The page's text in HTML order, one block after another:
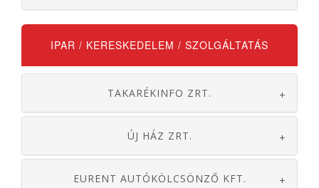
IPAR / KERESKEDELEM / SZOLGÁLTATÁS
TAKARÉKINFO ZRT. +
ÚJ HÁZ ZRT. +
EURENT AUTÓKÖLCSÖNZŐ KFT. +